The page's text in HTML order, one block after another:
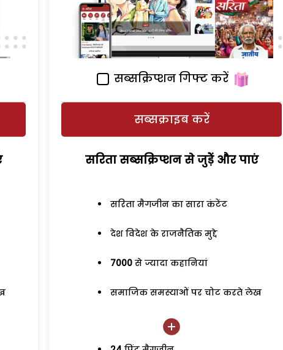
सब्सक्रिप्शन गिफ्ट करें
सब्सक्राइब करें
सरिता सब्सक्रिप्शन से जुड़ेें और पाएं
सरिता मैगजीन का सारा कंटेंट
देश विदेश के राजनैतिक मुद्दे
7000 से ज्यादा कहानियां
समाजिक समस्याओं पर चोट करते लेख